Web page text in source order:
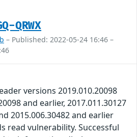
QRWX
– Published: 2022-05-24 16:46 –
versions 2019.010.20098
and earlier, 2017.011.30127
2015.006.30482 and earlier
read vulnerability. Successful